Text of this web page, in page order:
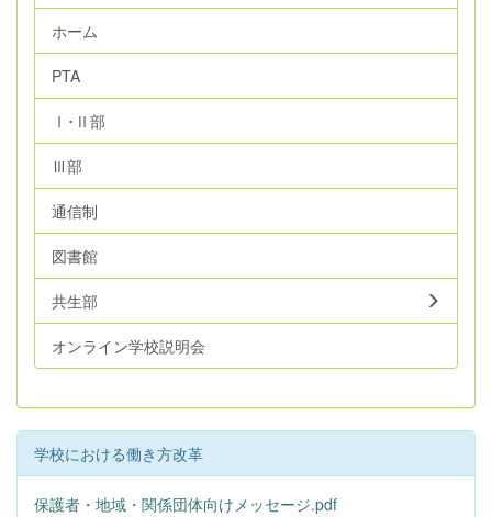
ホーム
PTA
Ⅰ･Ⅱ部
Ⅲ部
通信制
図書館
共生部
オンライン学校説明会
学校における働き方改革
保護者・地域・関係団体向けメッセージ.pdf